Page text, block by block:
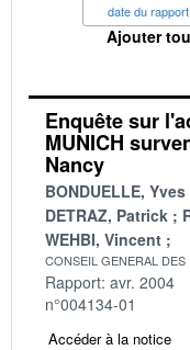
date du rapport
Ajouter
Enquête sur
MUNICH
Nancy
BONDUELLE, Yves
DETRAZ, Patrick
WEHBI, Vincent
CONSEIL GENERAL
Rapport: avr. 2004
n°004134-01
Accéder à la notice